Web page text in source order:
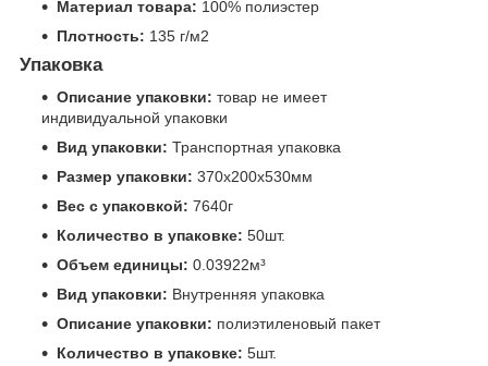
Материал товара: 100% полиэстер
Плотность: 135 г/м2
Упаковка
Описание упаковки: товар не имеет
индивидуальной упаковки
Вид упаковки: Транспортная упаковка
Размер упаковки: 370x200x530мм
Вес с упаковкой: 7640г
Количество в упаковке: 50шт.
Объем единицы: 0.03922м³
Вид упаковки: Внутренняя упаковка
Описание упаковки: полиэтиленовый пакет
Количество в упаковке: 5шт.